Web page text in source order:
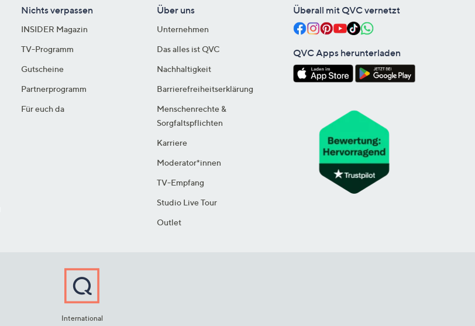
Nichts verpassen
INSIDER Magazin
TV-Programm
Gutscheine
Partnerprogramm
Für euch da
Über uns
Unternehmen
Das alles ist QVC
Nachhaltigkeit
Barrierefreiheitserklärung
Menschenrechte &
Sorgfaltspflichten
Karriere
Moderator*innen
TV-Empfang
Studio Live Tour
Outlet
Überall mit QVC vernetzt
QVC Apps herunterladen
International